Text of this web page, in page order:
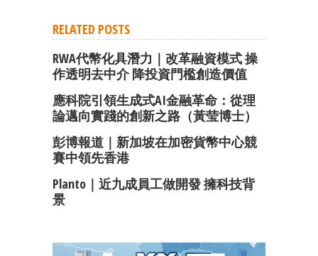
RELATED POSTS
RWA代幣化具潛力｜改革融資模式 操
作透明去中介 降投資門檻創造價值
應科院引領生成式AI金融革命：從理
論邁向實踐的創新之路（黃莹博士）
彭博報道｜新加坡在加密貨幣中心競
賽中領先香港
Planto｜近九成員工做開發 擁科技背
景